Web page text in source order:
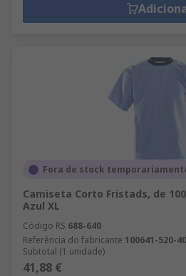
Fora de stock
Camiseta Corto Fristads, de
Azul XL
Código RS 688-640
Referência do fabricante 100641-520-
Subtotal (1 unidade)
41,88 €